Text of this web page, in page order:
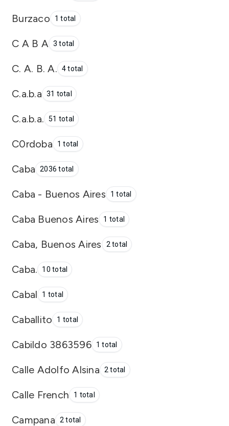
Burzaco 1 total
C A B A 3 total
C. A. B. A. 4 total
C.a.b.a 31 total
C.a.b.a. 51 total
C0rdoba 1 total
Caba 2036 total
Caba - Buenos Aires 1 total
Caba Buenos Aires 1 total
Caba, Buenos Aires 2 total
Caba. 10 total
Cabal 1 total
Caballito 1 total
Cabildo 3863596 1 total
Calle Adolfo Alsina 2 total
Calle French 1 total
Campana 2 total